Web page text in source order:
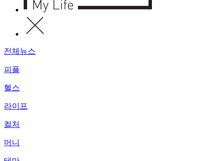
전체뉴스
피플
헬스
라이프
컬처
머니